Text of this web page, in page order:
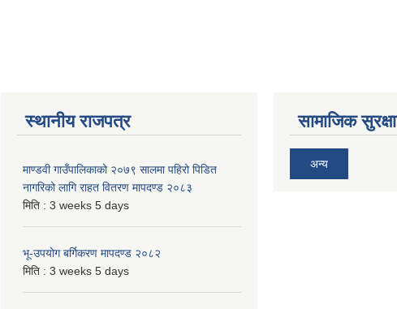
स्थानीय राजपत्र
माण्डवी गाउँपालिकाको २०७९ सालमा पहिरो पिडित
नागरिको लागि राहत वितरण मापदण्ड २०८३
मिति : 3 weeks 5 days
भू-उपयोग बर्गिकरण मापदण्ड २०८२
मिति : 3 weeks 5 days
सामाजिक सुरक्षा
अन्य